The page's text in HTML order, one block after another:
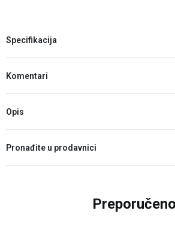
Specifikacija
Komentari
Opis
Pronađite u prodavnici
Preporučeno